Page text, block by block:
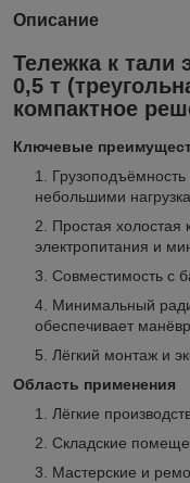
Описание
Тележка к тали
0,5 т
компактное
Ключевые
небольшими
Простая холостая
электропитания и
Совместимость с
Минимальный
обеспечивает
Лёгкий монтаж и
Область применения
Лёгкие
Складские
Мастерские и